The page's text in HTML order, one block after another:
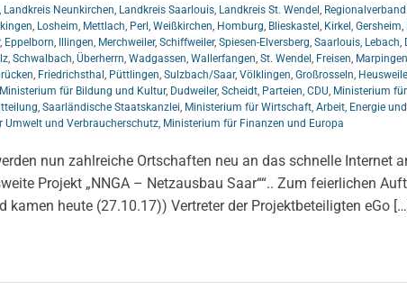
, Landkreis Neunkirchen, Landkreis Saarlouis, Landkreis St. Wendel ,
, Losheim, Mettlach, Perl , Weißkirchen, Homburg, Blieskastel , Kirkel , Gersheim,
, Eppelborn, Illingen, Merchweiler, Schiffweiler, Spiesen-Elversberg, Saarlouis, Lebach,
, Schwalbach, Überherrn, Wadgassen, Wallerfangen, St. Wendel , Freisen, Marpingen
, Friedrichsthal , Püttlingen, Sulzbach/Saar, Völklingen, Großrosseln,
Ministerium für Bildung und Kultur, Dudweiler, Scheidt, Parteien, CDU, Ministerium
, Saarländische Staatskanzlei, Ministerium für Wirtschaft, Arbeit, Energie
Umwelt und Verbraucherschutz, Ministerium für Finanzen und Europa
nun zahlreiche Ortschaften neu an das schnelle Internet
Projekt „NNGA – Netzausbau Saar““.. Zum feierlichen
kamen heute (27.10.17)) Vertreter der Projektbeteiligten eGo